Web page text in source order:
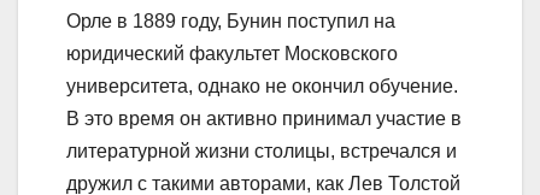
Орле в 1889 году, Бунин поступил на
юридический факультет Московского
университета, однако не окончил обучение.
В это время он активно принимал участие в
литературной жизни столицы, встречался и
дружил с такими авторами, как Лев Толстой